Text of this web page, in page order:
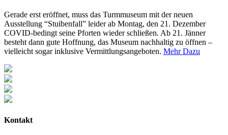
Gerade erst eröffnet, muss das Turmmuseum mit der neuen
Ausstellung “Stuibenfall” leider ab Montag, den 21. Dezember
COVID-bedingt seine Pforten wieder schließen. Ab 21. Jänner
besteht dann gute Hoffnung, das Museum nachhaltig zu öffnen –
vielleicht sogar inklusive Vermittlungsangeboten. Mehr Dazu
Kontakt